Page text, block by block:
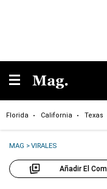
Florida California Texas
MAG >VIRALES
Añadir El